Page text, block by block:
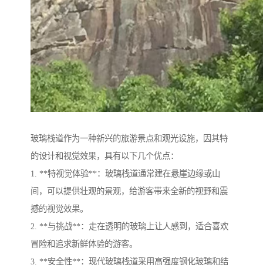
玻璃栈道作为一种新兴的旅游景点和观光设施，因其特
的设计和视觉效果，具有以下几个优点：
1. **特视觉体验**：玻璃栈道通常建在悬崖边缘或山
间，可以提供壮观的景观，给游客带来全新的视野和震
撼的视觉效果。
2. **与挑战**：走在透明的玻璃上让人感到，适合喜欢
冒险和追求新鲜体验的游客。
3. **安全性**：现代玻璃栈道采用高强度钢化玻璃和结